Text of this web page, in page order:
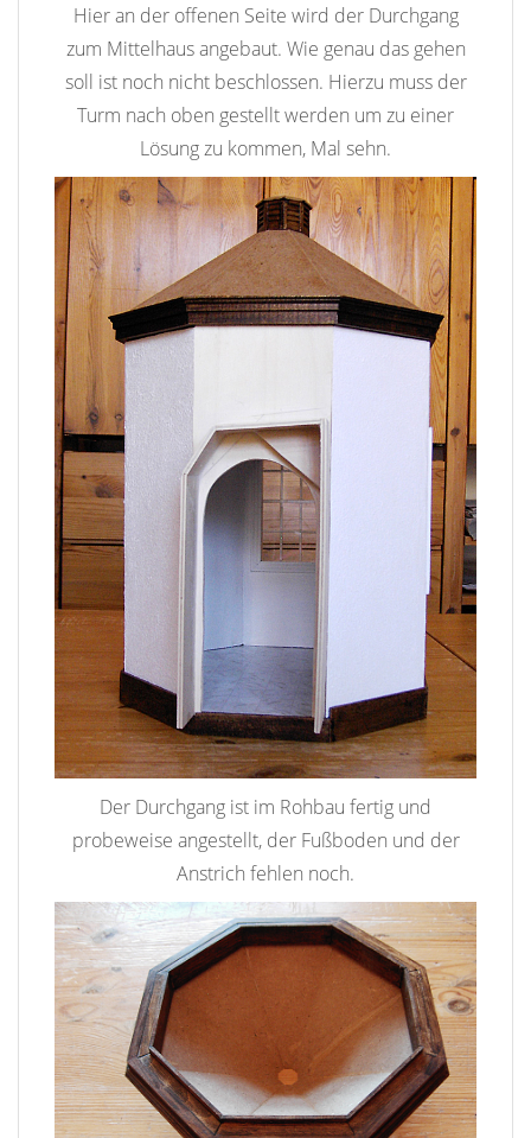
Hier an der offenen Seite wird der Durchgang
zum Mittelhaus angebaut. Wie genau das gehen
soll ist noch nicht beschlossen. Hierzu muss der
Turm nach oben gestellt werden um zu einer
Lösung zu kommen, Mal sehn.
Der Durchgang ist im Rohbau fertig und
probeweise angestellt, der Fußboden und der
Anstrich fehlen noch.